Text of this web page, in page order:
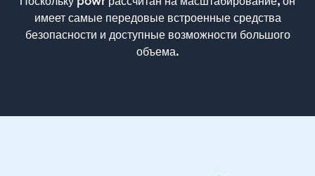
имеет самые передовые встроенные средства
безопасности и доступные возможности большого
объема.